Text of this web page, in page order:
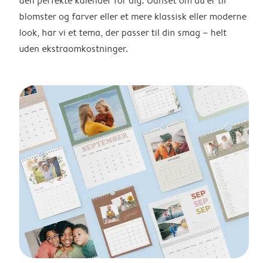
blomster og farver eller et mere klassisk eller moderne
look, har vi et tema, der passer til din smag – helt
uden ekstraomkostninger.